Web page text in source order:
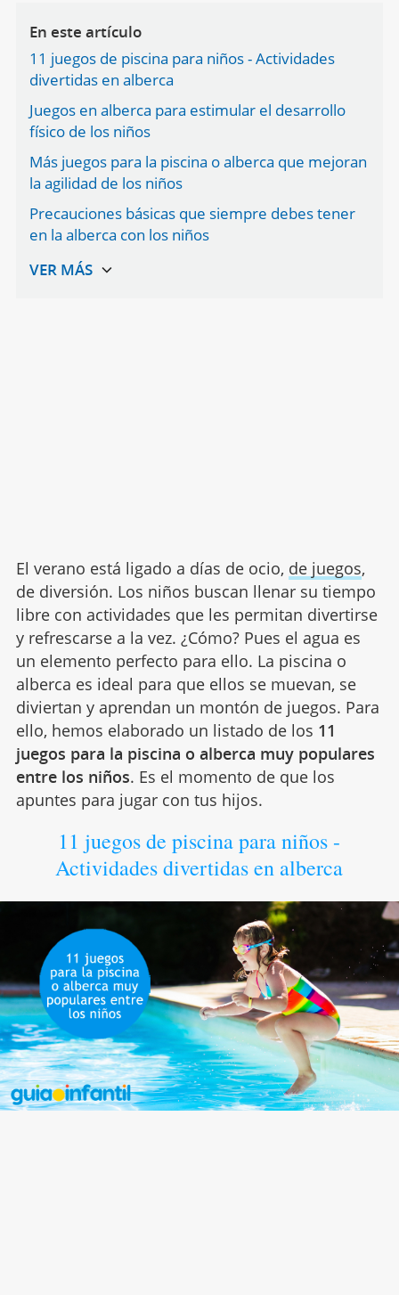
En este artículo
11 juegos de piscina para niños - Actividades
divertidas en alberca
Juegos en alberca para estimular el desarrollo
físico de los niños
Más juegos para la piscina o alberca que mejoran
la agilidad de los niños
Precauciones básicas que siempre debes tener
en la alberca con los niños
El verano está ligado a días de ocio, de juegos,
de diversión. Los niños buscan llenar su tiempo
libre con actividades que les permitan divertirse
y refrescarse a la vez. ¿Cómo? Pues el agua es
un elemento perfecto para ello. La piscina o
alberca es ideal para que ellos se muevan, se
diviertan y aprendan un montón de juegos. Para
ello, hemos elaborado un listado de los 11
juegos para la piscina o alberca muy populares
entre los niños. Es el momento de que los
apuntes para jugar con tus hijos.
11 juegos de piscina para niños -
Actividades divertidas en alberca